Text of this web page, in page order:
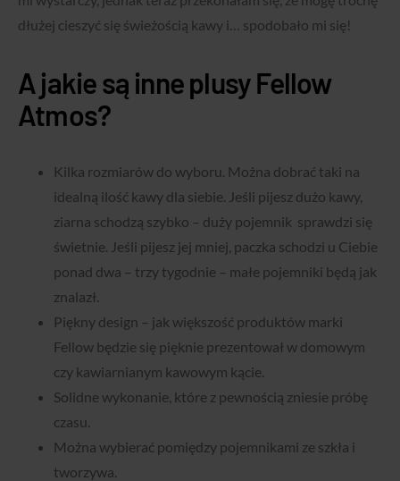
dłużej cieszyć się świeżością kawy i… spodobało mi się!
A jakie są inne plusy Fellow
Atmos?
Kilka rozmiarów do wyboru. Można dobrać taki na
idealną ilość kawy dla siebie. Jeśli pijesz dużo kawy,
ziarna schodzą szybko – duży pojemnik sprawdzi się
świetnie. Jeśli pijesz jej mniej, paczka schodzi u Ciebie
ponad dwa – trzy tygodnie – małe pojemniki będą jak
znalazł.
Piękny design – jak większość produktów marki
Fellow będzie się pięknie prezentował w domowym
czy kawiarnianym kawowym kącie.
Solidne wykonanie, które z pewnością zniesie próbę
czasu.
Można wybierać pomiędzy pojemnikami ze szkła i
tworzywa.